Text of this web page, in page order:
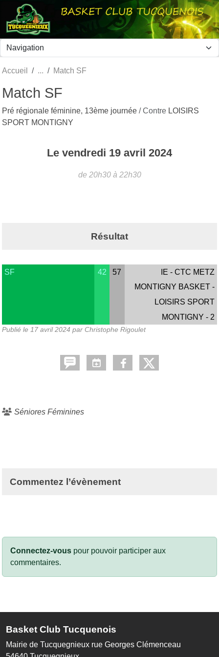
Accueil Match SF
Match SF
Pré régionale féminine, 13ème journée / Contre LOISIRS
SPORT MONTIGNY
Le vendredi 19 avril 2024
de 20h30 à 22h30
Résultat
SF 42 57
IE - CTC METZ
MONTIGNY BASKET -
LOISIRS SPORT
MONTIGNY - 2
Publié le 17 avril 2024 par Christophe Rigoulet
Séniores Féminines
Commentez l’évènement
Connectez-vous pour pouvoir participer aux
commentaires.
Basket Club Tucquenois
Mairie de Tucquegnieux rue Georges Clémenceau
Panneau de gestion des cookies